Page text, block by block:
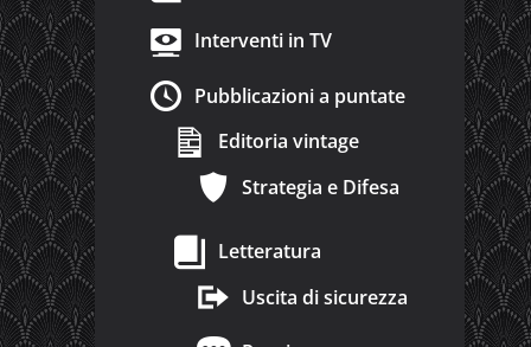
Interventi in TV
Pubblicazioni a puntate
Editoria vintage
Strategia e Difesa
Letteratura
Uscita di sicurezza